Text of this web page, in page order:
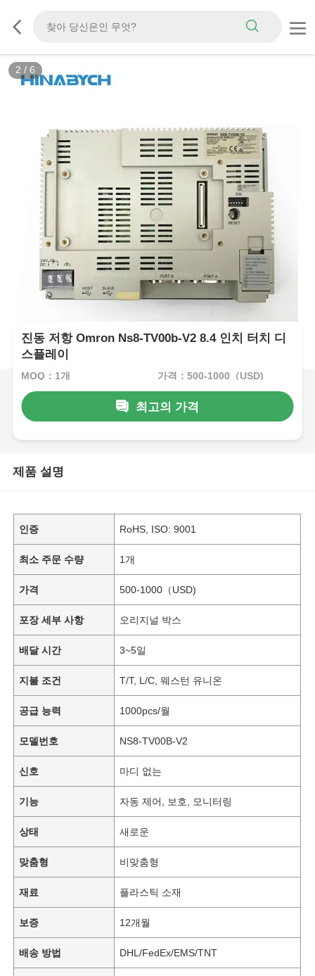
2 / 6
진동 저항 Omron Ns8-TV00b-V2 8.4 인치 터치 디
스플레이
MOQ：1개 가격：500-1000（USD)
최고의 가격
제품 설명
인증 RoHS, ISO: 9001
최소 주문 수량 1개
가격 500-1000（USD)
포장 세부 사항 오리지널 박스
배달 시간 3~5일
지불 조건 T/T, L/C, 웨스턴 유니온
공급 능력 1000pcs/월
모델번호 NS8-TV00B-V2
신호 마디 없는
기능 자동 제어, 보호, 모니터링
상태 새로운
맞춤형 비맞춤형
재료 플라스틱 소재
보증 12개월
배송 방법 DHL/FedEx/EMS/TNT